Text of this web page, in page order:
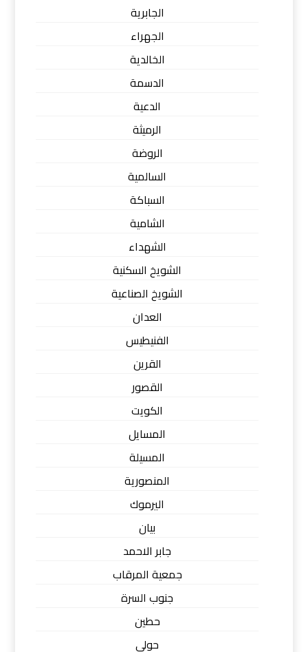
الجابرية
الجهراء
الخالدية
الدسمة
الدعية
الرميثة
الروضة
السالمية
السباكة
الشامية
الشهداء
الشويخ السكنية
الشويخ الصناعية
العدان
الفنيطيس
القرين
القصور
الكويت
المسايل
المسيلة
المنصورية
اليرموك
بيان
جابر الاحمد
جمعية المرقاب
جنوب السرة
حطين
حولي